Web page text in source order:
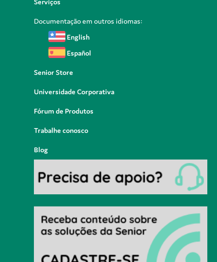
Documentação em outros idiomas:
English
Español
Senior Store
Universidade Corporativa
Fórum de Produtos
Trabalhe conosco
Blog